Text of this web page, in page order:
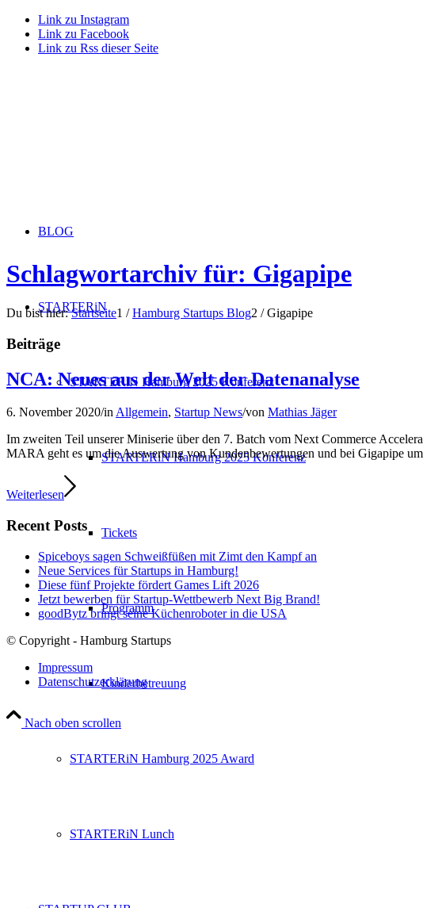
Link zu Instagram
Link zu Facebook
Link zu Rss dieser Seite
BLOG
STARTERiN
STARTERiN Hamburg 2025 Konferenz
STARTERiN Hamburg 2025 Konferenz
Tickets
Programm
Kinderbetreuung
STARTERiN Hamburg 2025 Award
STARTERiN Lunch
Schlagwortarchiv für: Gigapipe
Du bist hier: Startseite1 / Hamburg Startups Blog2 / Gigapipe
Beiträge
NCA: Neues aus der Welt der Datenanalyse
6. November 2020/inAllgemein, Startup News/von Mathias Jäger
Im zweiten Teil unserer Miniserie über den 7. Batch vom Next Commerce
MARA geht es um die Auswertung von Kundenbewertungen und bei Gigapipe
Weiterlesen
Recent Posts
Spiceboys sagen Schweißfüßen mit Zimt den Kampf an
Neue Services für Startups in Hamburg!
Diese fünf Projekte fördert Games Lift 2026
Jetzt bewerben für Startup-Wettbewerb Next Big Brand!
goodBytz bringt seine Küchenroboter in die USA
© Copyright - Hamburg Startups
Impressum
Datenschutzerklärung
Nach oben scrollen